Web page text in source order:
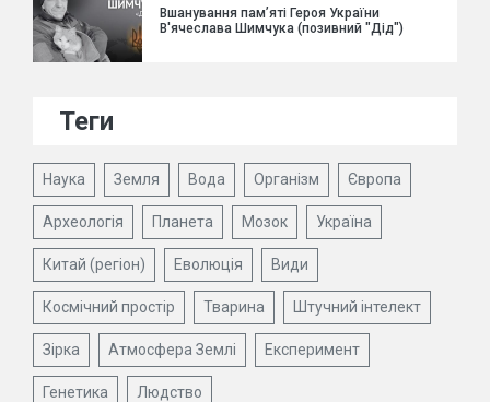
Вшанування пам’яті Героя України
В'ячеслава Шимчука (позивний "Дід")
Теги
Наука Земля Вода Організм Європа
Археологія Планета Мозок Україна
Китай (регіон) Еволюція Види
Космічний простір Тварина Штучний інтелект
Зірка Атмосфера Землі Експеримент
Генетика Людство